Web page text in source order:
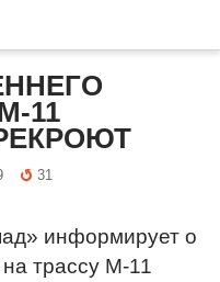
11
31
информирует о
трассу М-11